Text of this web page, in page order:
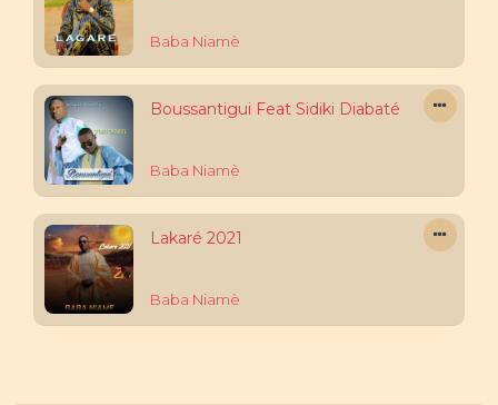
Baba Niamè
Boussantigui Feat Sidiki Diabaté
Baba Niamè
Lakaré 2021
Baba Niamè